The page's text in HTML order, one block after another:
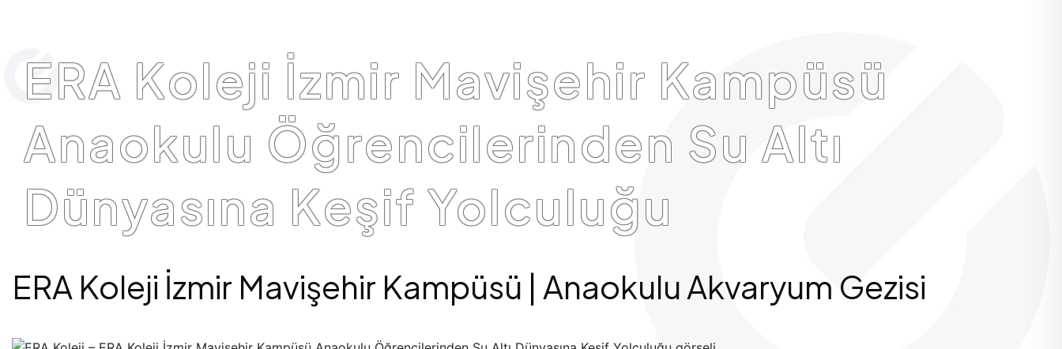
ERA Koleji İzmir Mavişehir Kampüsü
Anaokulu Öğrencilerinden Su Altı
Dünyasına Keşif Yolculuğu
ERA Koleji İzmir Mavişehir Kampüsü | Anaokulu Akvaryum Gezisi